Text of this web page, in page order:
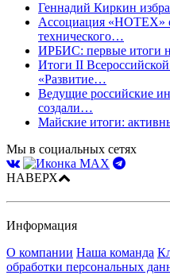
Геннадий Киркин
Ассоциация «НОТЕХ»
технического…
ИРБИС: первые итоги
Итоги II
«Развитие…
Ведущие российские
создали…
Майские итоги:
Мы в социальных сетях
НАВЕРХ
Информация
О компании Наша команда
обработки персональных